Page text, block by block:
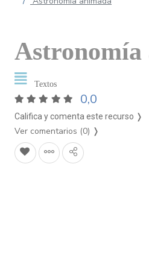
Astronomía
Textos
0,0
Califica y comenta este recurso ❭
Ver comentarios (0) ❭